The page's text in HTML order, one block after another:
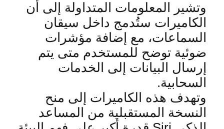
وتشير المعلومات المتداولة إلى أن
الكاميرات ستُدمج داخل سيقان
السماعات، مع إضافة مؤشرات
ضوئية توضح للمستخدم متى يتم
إرسال البيانات إلى الخدمات
السحابية.
وتهدف هذه الكاميرات إلى منح
النسخة المستقبلية من المساعد